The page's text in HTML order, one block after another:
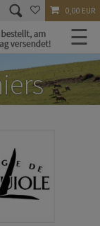
0,00 EUR
☰